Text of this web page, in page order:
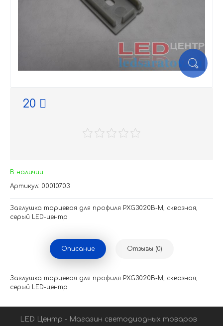
20
В наличии
Артикул: 00010703
Заглушка торцевая для профиля PXG3020B-M, сквозная,
серый LED-центр
Описание Отзывы (0)
Заглушка торцевая для профиля PXG3020B-M, сквозная,
серый LED-центр
LED Центр - Магазин светодиодных товаров